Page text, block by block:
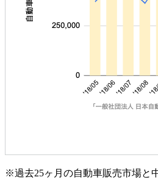
※過去25ヶ月の自動車販売市場と